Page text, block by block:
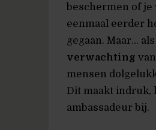
beschermen of je
eenmaal eerder
gegaan. Maar…
verwachting
mensen
Dit maakt indruk,
ambassadeur bij.